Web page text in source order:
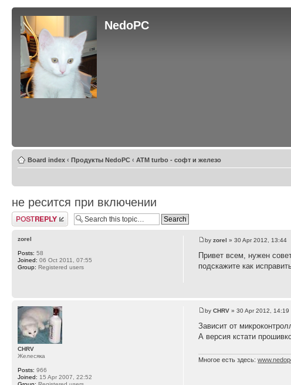
NedoPC
Board index ‹ Продукты NedoPC ‹ ATM turbo - софт и железо
не ресится при включении
Post a reply
byzorel » 30 Apr 2012, 13:44
Привет всем, нужен
подскажите как
zorel
Posts: 58
Joined: 06 Oct 2011, 07:55
Group: Registered users
byCHRV » 30 Apr 2012, 14:19
Зависит от
А версия кстати
Многое есть здесь:
CHRV
Желесяка
Posts: 966
Joined: 15 Apr 2007, 22:52